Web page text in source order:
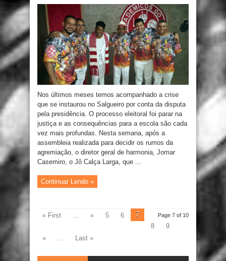
Nos últimos meses temos acompanhado a crise
que se instaurou no Salgueiro por conta da disputa
pela presidência. O processo eleitoral foi parar na
justiça e as consequências para a escola são cada
vez mais profundas. Nesta semana, após a
assembleia realizada para decidir os rumos da
agremiação, o diretor geral de harmonia, Jomar
Casemiro, o Jô Calça Larga, que ...
Continuar Lendo »
Page 7 of 10
« First ... « 5 6
7
8
9
»
... Last »